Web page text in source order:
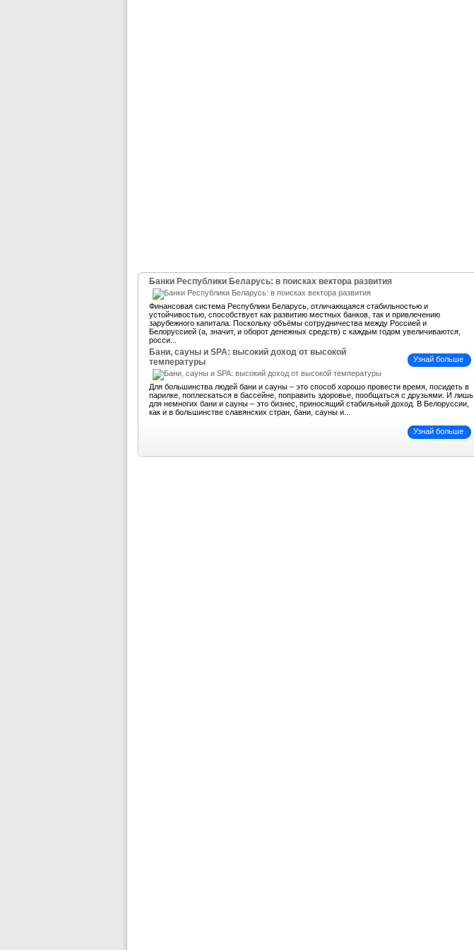
Банки Республики Беларусь: в поисках вектора развития
Финансовая система Республики Беларусь, отличающаяся стабильностью и
устойчивостью, способствует как развитию местных банков, так и привлечению
зарубежного капитала. Поскольку объёмы сотрудничества между Россией и
Белоруссией (а, значит, и оборот денежных средств) с каждым годом увеличиваются,
росси...
Узнай больше
Бани, сауны и SPA: высокий доход от высокой
температуры
Для большинства людей бани и сауны – это способ хорошо провести время, посидеть в
парилке, поплескаться в бассейне, поправить здоровье, пообщаться с друзьями. И лишь
для немногих бани и сауны – это бизнес, приносящий стабильный доход. В Белоруссии,
как и в большинстве славянских стран, бани, сауны и...
Узнай больше